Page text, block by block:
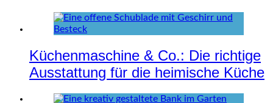
Küchenmaschine & Co.: Die richtige
Ausstattung für die heimische Küche